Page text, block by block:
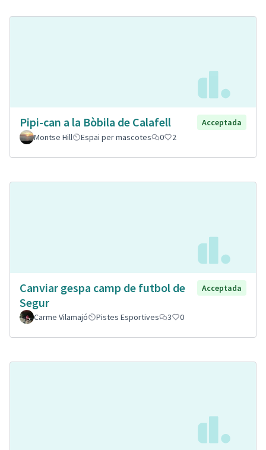
Pipi-can a la Bòbila de Calafell
Acceptada
Montse Hill
Espai per mascotes 0 2
Canviar gespa camp de futbol de
Segur
Acceptada
Carme Vilamajó Pistes Esportives 3 0